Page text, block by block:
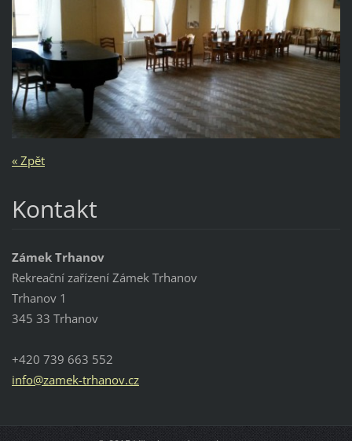
« Zpět
Kontakt
Zámek Trhanov
Rekreační zařízení Zámek Trhanov
Trhanov 1
345 33 Trhanov
+420 739 663 552
info@zamek-trhanov.cz